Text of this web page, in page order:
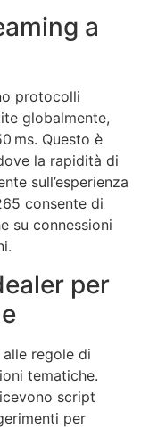
a
protocolli
globalmente,
ms. Questo è
la rapidità di
sull’esperienza
consente di
su connessioni
per
regole di
tematiche.
script
per